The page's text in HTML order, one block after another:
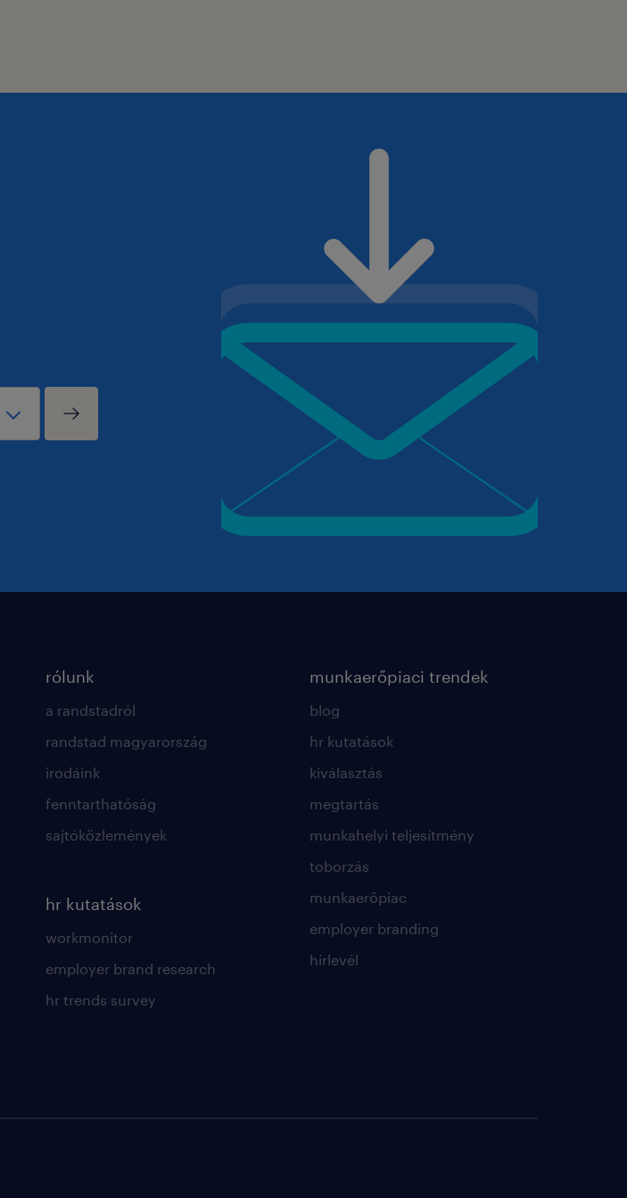
rólunk
a randstadról
randstad magyarország
irodáink
fenntarthatóság
sajtóközlemények
hr kutatások
workmonitor
employer brand research
hr trends survey
munkaerőpiaci trendek
blog
hr kutatások
kiválasztás
megtartás
munkahelyi teljesítmény
toborzás
munkaerőpiac
employer branding
hírlevél